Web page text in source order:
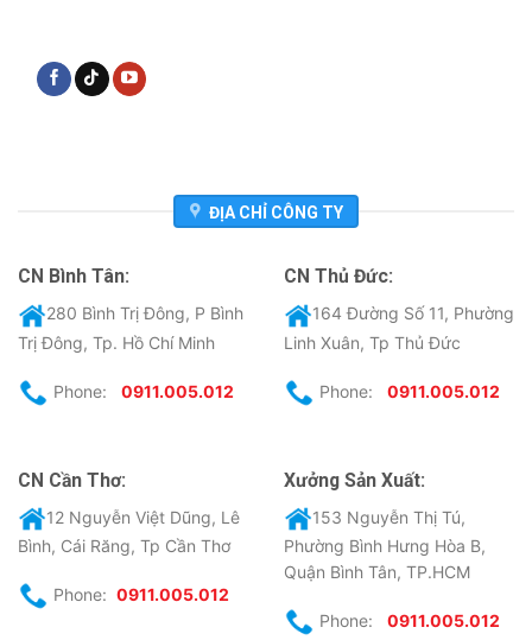
ĐỊA CHỈ CÔNG TY
CN Bình Tân:
280 Bình Trị Đông, P Bình
Trị Đông, Tp. Hồ Chí Minh
Phone: 0911.005.012
CN Thủ Đức:
164 Đường Số 11, Phường
Linh Xuân, Tp Thủ Đức
Phone: 0911.005.012
CN Cần Thơ:
12 Nguyễn Việt Dũng, Lê
Bình, Cái Răng, Tp Cần Thơ
Phone: 0911.005.012
Xưởng Sản Xuất:
153 Nguyễn Thị Tú,
Phường Bình Hưng Hòa B,
Quận Bình Tân, TP.HCM
Phone: 0911.005.012